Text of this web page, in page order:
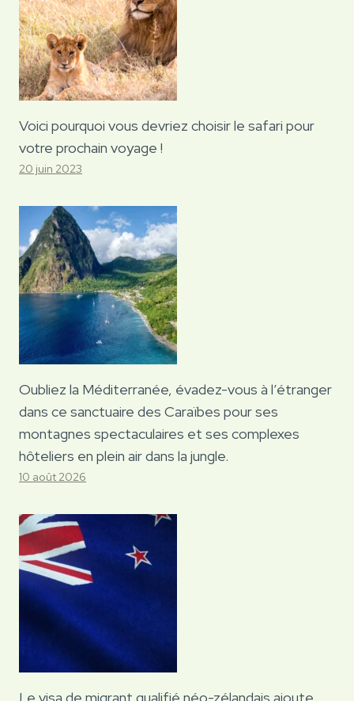
Voici pourquoi vous devriez choisir le safari pour
votre prochain voyage !
20 juin 2023
Oubliez la Méditerranée, évadez-vous à l’étranger
dans ce sanctuaire des Caraïbes pour ses
montagnes spectaculaires et ses complexes
hôteliers en plein air dans la jungle.
10 août 2026